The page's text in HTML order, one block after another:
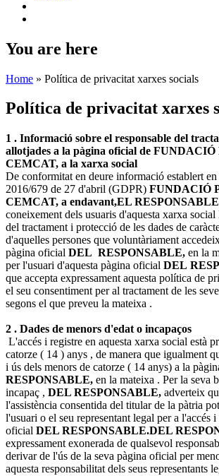
You are here
Home » Política de privacitat xarxes socials
Política de privacitat xarxes
1 . Informació sobre el responsable del
allotjades a la pàgina oficial de
CEMCAT, a la xarxa social
De conformitat en deure informació establert
2016/679 de 27 d'abril (GDPR) FUNDACIÓ
CEMCAT, a endavant,EL RESPONSABLE
coneixement dels usuaris d'aquesta xarxa
del tractament i protecció de les dades de
d'aquelles persones que voluntàriament
pàgina oficial DEL RESPONSABLE, en la
per l'usuari d'aquesta pàgina oficial DEL
que accepta expressament aquesta política de
el seu consentiment per al tractament de les
segons el que preveu la mateixa .
2 . Dades de menors d'edat o incapaços
L'accés i registre en aquesta xarxa social està
catorze ( 14 ) anys , de manera que igualment
i ús dels menors de catorze ( 14 anys) a la
RESPONSABLE, en la mateixa . Per la seva
incapaç , DEL RESPONSABLE, adverteix
l'assistència consentida del titular de la pàtria
l'usuari o el seu representant legal per a l'accés i
oficial DEL RESPONSABLE.DEL
expressament exonerada de qualsevol
derivar de l'ús de la seva pàgina oficial per
aquesta responsabilitat dels seus representants